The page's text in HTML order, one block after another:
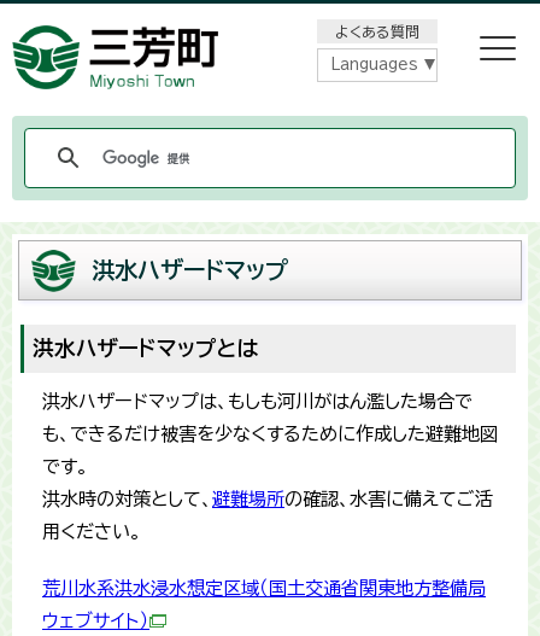
よくある質問
Languages
洪水ハザードマップ
洪水ハザードマップとは
洪水ハザードマップは、もしも河川がはん濫した場合で
も、できるだけ被害を少なくするために作成した避難地図
です。
洪水時の対策として、 避難場所の確認、水害に備えてご活
用ください。
荒川水系洪水浸水想定区域（国土交通省関東地方整備局
ウェブサイト）